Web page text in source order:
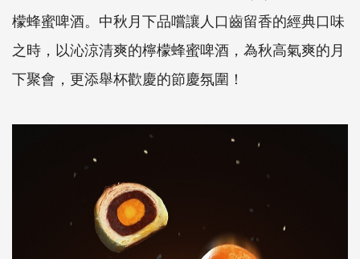
檬蜂蜜啤酒。中秋月下品嚐讓人口齒留香的經典口味
之時，以沁涼清爽的檸檬蜂蜜啤酒，為秋高氣爽的月
下聚會，更添舉杯歡慶的節慶氛圍！